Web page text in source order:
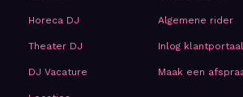
Horeca DJ
Theater DJ
DJ Vacature
Algemene rider
Inlog klantportaal
Maak een